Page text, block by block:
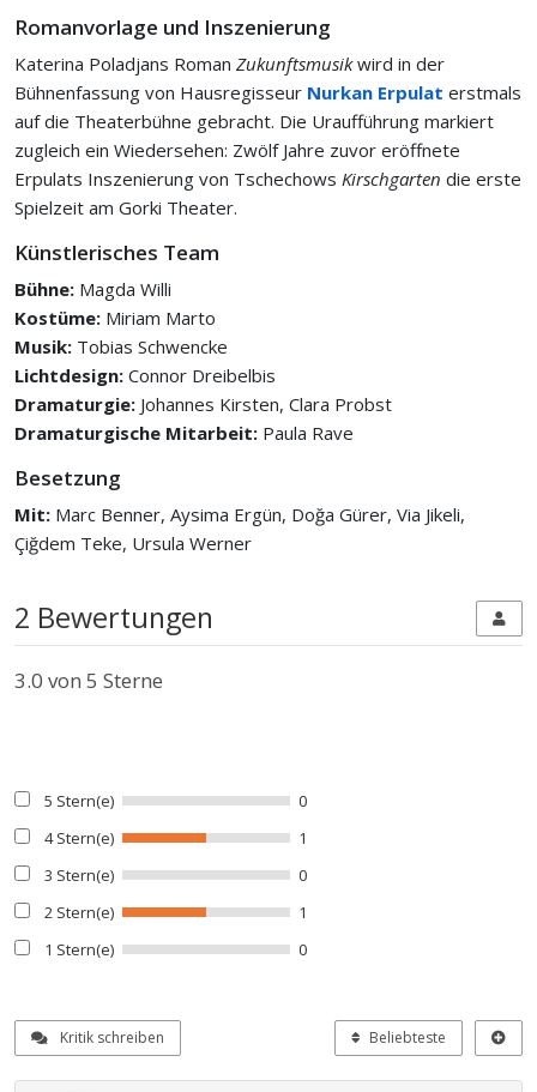
Romanvorlage und Inszenierung
Katerina Poladjans Roman Zukunftsmusikwird in der
Bühnenfassung von Hausregisseur Nurkan Erpulat erstmals
auf die Theaterbühne gebracht. Die Uraufführung markiert
zugleich ein Wiedersehen: Zwölf Jahre zuvor eröffnete
Erpulats Inszenierung von Tschechows Kirschgarten die erste
Spielzeit am Gorki Theater.
Künstlerisches Team
Bühne: Magda Willi
Kostüme: Miriam Marto
Musik: Tobias Schwencke
Lichtdesign: Connor Dreibelbis
Dramaturgie: Johannes Kirsten, Clara Probst
Dramaturgische Mitarbeit: Paula Rave
Besetzung
Mit: Marc Benner, Aysima Ergün, Doğa Gürer, Via Jikeli,
Çiğdem Teke, Ursula Werner
2 Bewertungen
3.0 von 5 Sterne
5 Stern(e)
0
4 Stern(e)
1
3 Stern(e)
0
2 Stern(e)
1
1 Stern(e)
0
Kritik schreiben Beliebteste